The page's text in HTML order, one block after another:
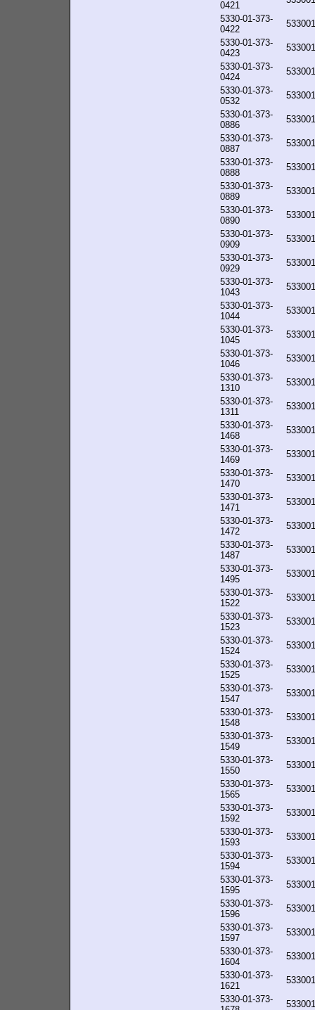
0421
5330-01-373-
0422
5330-01-373-
0423
5330-01-373-
0424
5330-01-373-
0532
5330-01-373-
0886
5330-01-373-
0887
5330-01-373-
0888
5330-01-373-
0889
5330-01-373-
0890
5330-01-373-
0909
5330-01-373-
0929
5330-01-373-
1043
5330-01-373-
1044
5330-01-373-
1045
5330-01-373-
1046
5330-01-373-
1310
5330-01-373-
1311
5330-01-373-
1468
5330-01-373-
1469
5330-01-373-
1470
5330-01-373-
1471
5330-01-373-
1472
5330-01-373-
1487
5330-01-373-
1495
5330-01-373-
1522
5330-01-373-
1523
5330-01-373-
1524
5330-01-373-
1525
5330-01-373-
1547
5330-01-373-
1548
5330-01-373-
1549
5330-01-373-
1550
5330-01-373-
1565
5330-01-373-
1592
5330-01-373-
1593
5330-01-373-
1594
5330-01-373-
1595
5330-01-373-
1596
5330-01-373-
1597
5330-01-373-
1604
5330-01-373-
1621
5330-01-373-